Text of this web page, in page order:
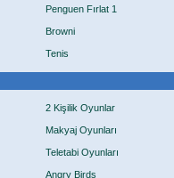
Penguen Fırlat 1
Browni
Tenis
2 Kişilik Oyunlar
Makyaj Oyunları
Teletabi Oyunları
Angry Birds